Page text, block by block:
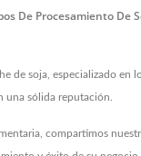
De Procesamiento De
de soja, especializado en
una sólida reputación.
compartimos